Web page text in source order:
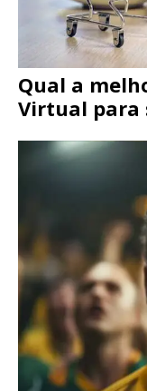
Qual a
Virtual para